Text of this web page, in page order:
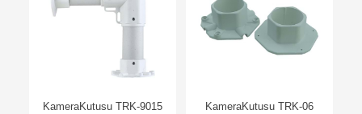
KameraKutusu TRK-9015
KameraKutusu TRK-06